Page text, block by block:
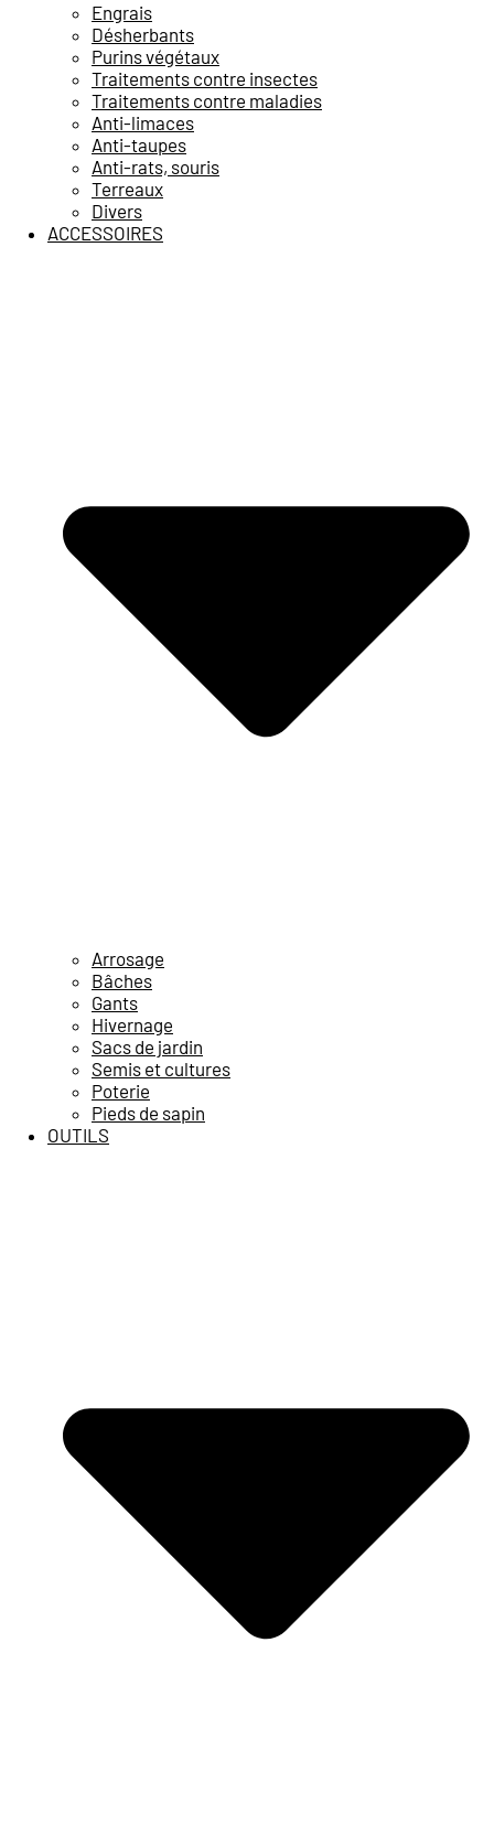
Engrais
Désherbants
Purins végétaux
Traitements contre insectes
Traitements contre maladies
Anti-limaces
Anti-taupes
Anti-rats, souris
Terreaux
Divers
ACCESSOIRES
Arrosage
Bâches
Gants
Hivernage
Sacs de jardin
Semis et cultures
Poterie
Pieds de sapin
OUTILS